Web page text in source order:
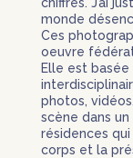
monde
Ces
oeuvre
Elle est basée
photos,
scène dans
résidences
corps et la